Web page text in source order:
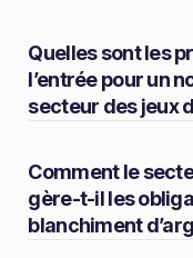
Quelles sont les
l’entrée pour un
secteur des jeux
Comment le
gère-t-il les
blanchiment